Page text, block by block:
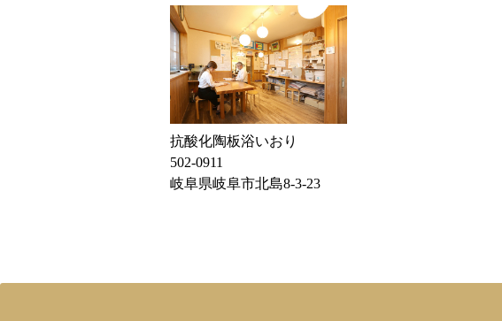
抗酸化陶板浴いおり
502-0911
岐阜県岐阜市北島8-3-23